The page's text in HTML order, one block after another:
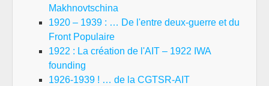
Makhnovtschina
1920 – 1939 : … De l'entre deux-guerre et du
Front Populaire
1922 : La création de l'AIT – 1922 IWA
founding
1926-1939 ! … de la CGTSR-AIT